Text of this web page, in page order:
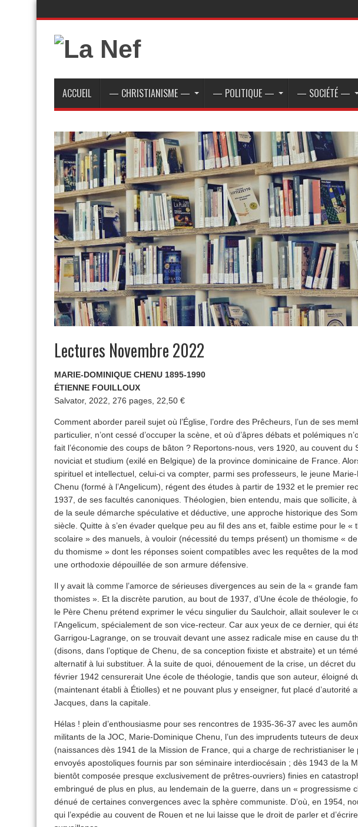
ACCUEIL — CHRISTIANISME — — POLITIQUE — — SOCIÉTÉ —
Lectures Novembre 2022
MARIE-DOMINIQUE CHENU 1895-1990
ÉTIENNE FOUILLOUX
Salvator, 2022, 276 pages, 22,50 €
Comment aborder pareil sujet où l’Église, l’ordre des Prêcheurs, l’un de ses
particulier, n’ont cessé d’occuper la scène, et où d’âpres débats et polémiques
fait l’économie des coups de bâton ? Reportons-nous, vers 1920, au couvent du
noviciat et studium (exilé en Belgique) de la province dominicaine de France.
spirituel et intellectuel, celui-ci va compter, parmi ses professeurs, le jeune
Chenu (formé à l’Angelicum), régent des études à partir de 1932 et le premier
1937, de ses facultés canoniques. Théologien, bien entendu, mais que sollicite,
de la seule démarche spéculative et déductive, une approche historique des
siècle. Quitte à s’en évader quelque peu au fil des ans et, faible estime pour le «
scolaire » des manuels, à vouloir (nécessité du temps présent) un thomisme «
du thomisme » dont les réponses soient compatibles avec les requêtes de la
une orthodoxie dépouillée de son armure défensive.
Il y avait là comme l’amorce de sérieuses divergences au sein de la « grande
thomistes ». Et la discrète parution, au bout de 1937, d’Une école de théologie,
le Père Chenu prétend exprimer le vécu singulier du Saulchoir, allait soulever le
l’Angelicum, spécialement de son vice-recteur. Car aux yeux de ce dernier, qui
Garrigou-Lagrange, on se trouvait devant une assez radicale mise en cause du
(disons, dans l’optique de Chenu, de sa conception fixiste et abstraite) et un
alternatif à lui substituer. À la suite de quoi, dénouement de la crise, un décret
février 1942 censurerait Une école de théologie, tandis que son auteur, éloigné
(maintenant établi à Étiolles) et ne pouvant plus y enseigner, fut placé d’autorité
Jacques, dans la capitale.
Hélas ! plein d’enthousiasme pour ses rencontres de 1935-36-37 avec les
militants de la JOC, Marie-Dominique Chenu, l’un des imprudents tuteurs de
(naissances dès 1941 de la Mission de France, qui a charge de rechristianiser le
envoyés apostoliques fournis par son séminaire interdiocésain ; dès 1943 de la
bientôt composée presque exclusivement de prêtres-ouvriers) finies en
embringué de plus en plus, au lendemain de la guerre, dans un « progressisme
dénué de certaines convergences avec la sphère communiste. D’où, en 1954,
qui l’expédie au couvent de Rouen et ne lui laisse que le droit de parler et